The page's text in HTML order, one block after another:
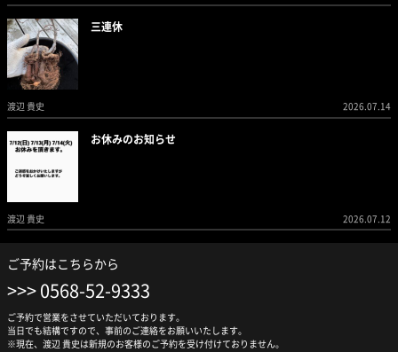
三連休
渡辺 貴史 2026.07.14
お休みのお知らせ
渡辺 貴史 2026.07.12
ご予約はこちらから
0568-52-9333
ご予約で営業をさせていただいております。
当日でも結構ですので、事前のご連絡をお願いいたします。
※現在、渡辺 貴史は新規のお客様のご予約を受け付けておりません。